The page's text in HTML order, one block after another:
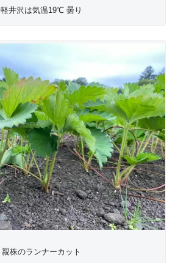
軽井沢は気温19℃ 曇り
親株のランナーカット